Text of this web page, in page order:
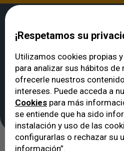
VERTE Lentes ICL: Invisibles
Lentes ICL:
reversibles
¡Respetamos su
Utilizamos cookies propias
para analizar sus hábitos de
ofrecerle nuestros
intereses. Puede acceda a
Cookies para más
se entiende que ha sido
instalación y uso de las
configurarlas o rechazar su
información”.